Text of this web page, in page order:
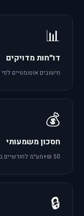
📊
דו״חות מדויקים
חישובים אוטומטיים
💰
חסכון משמעותי
50 ₪+מע״מ לחודשיים במקום אלפים לרואה חשבון
🔒